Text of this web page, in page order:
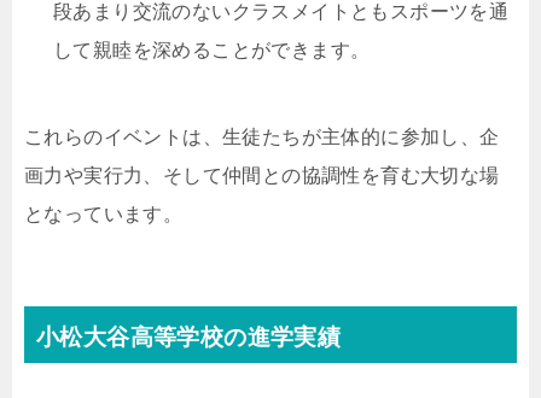
段あまり交流のないクラスメイトともスポーツを通
して親睦を深めることができます。
これらのイベントは、生徒たちが主体的に参加し、企
画力や実行力、そして仲間との協調性を育む大切な場
となっています。
小松大谷高等学校の進学実績